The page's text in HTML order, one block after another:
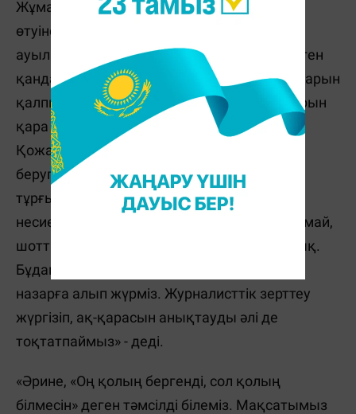
Жұмамұратованы әжесінің қамқорлығына
өтуіне, Астана қаласы іргесіндегі Қоянды
ауылының тұрғындары, Моңғолиядан келген
қандастарымызға елшілік арқылы құжаттарын
қалпына келтуруге көмектестік, қос жанарын
қара түнек қыспағынан алған Гүлбану
Қожамбердиеваға 1-топ мүгедектігін алып
беруге септігімізді тигізсек, алматылық
тұрғынның мүгедек баласына рәсімделген
несиенің заңсыздығын дәлелдеп қана қоймай,
шоттарына салынған бұғаттардан босаттық.
Бұдан басқа да бассыздықтарды басты
назарға алып жүрміз. Журналисттік зерттеу
жүргізіп, ақ-қарасын анықтауды әлі де
тоқтатпаймыз» - деді.
«Әрине, «Оң қолың бергенді, сол қолың
білмесін» деген тәмсілді білеміз. Мақсатымыз